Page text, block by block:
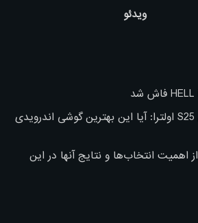
ویدئو
تکفارس؛ بررسی گلکسی S25 اولترا: آیا این بهترین گوشی اندرویدی
توسعه دهنده Avowed از اهمیت انتخاب‌ها و نتایج آنها در این